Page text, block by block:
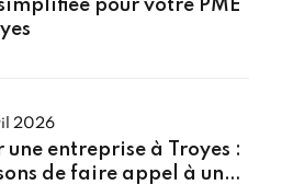
pour votre PME
2026
une entreprise à Troyes :
de faire appel à un